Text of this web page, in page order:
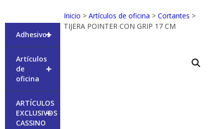
Inicio >Artículos de oficina >Cortantes >
TIJERA POINTER CON GRIP 17 CM
+
Adhesivos
+
Artículos
de
oficina
+
ARTÍCULOS
EXCLUSIVOS
CASSINO